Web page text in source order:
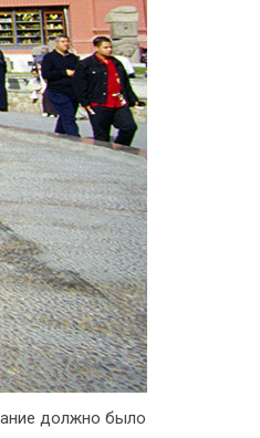
должно было